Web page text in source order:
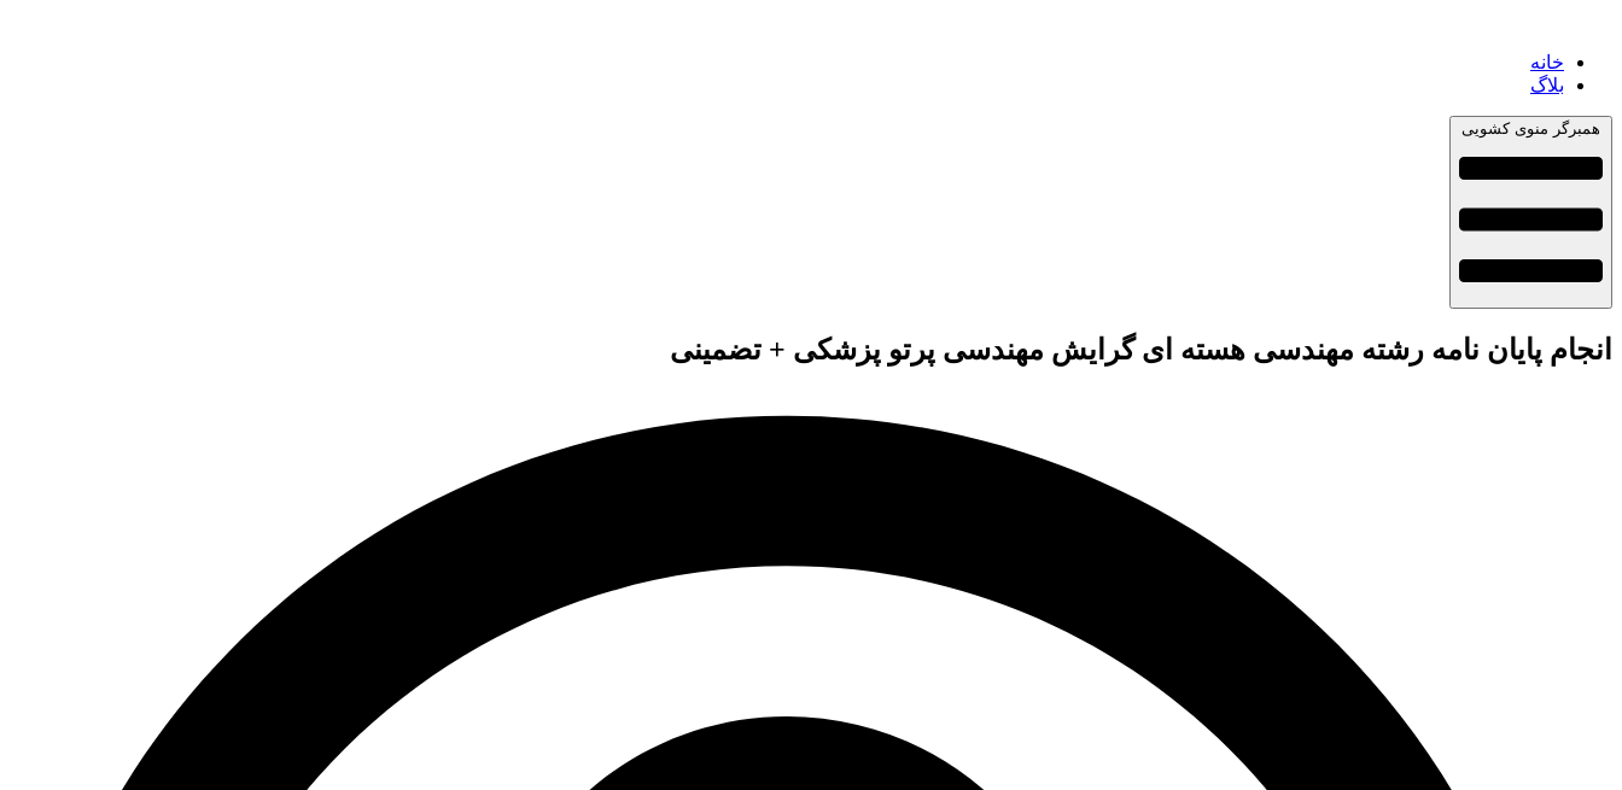
خانه
بلاگ
همبرگر منوی کشویی
انجام پایان نامه رشته مهندسی هسته ای گرایش مهندسی پرتو پزشکی + تضمینی